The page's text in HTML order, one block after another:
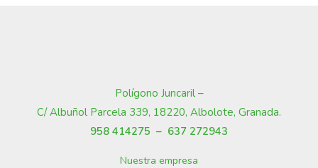
Polígono Juncaril –
C/ Albuñol Parcela 339, 18220, Albolote, Granada.
958 414275 – 637 272943
Nuestra empresa